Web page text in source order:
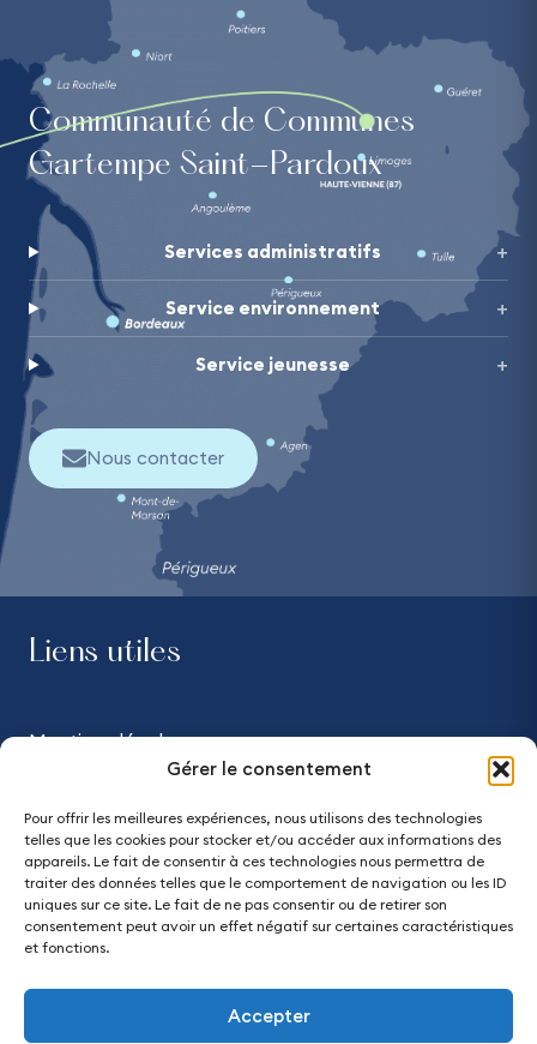
Gérer le consentement
Pour offrir les meilleures expériences, nous utilisons des technologies
telles que les cookies pour stocker et/ou accéder aux informations des
appareils. Le fait de consentir à ces technologies nous permettra de
traiter des données telles que le comportement de navigation ou les ID
uniques sur ce site. Le fait de ne pas consentir ou de retirer son
consentement peut avoir un effet négatif sur certaines caractéristiques
et fonctions.
Accepter
Communauté de Communes
Gartempe Saint-Pardoux
Services administratifs
Service environnement
Service jeunesse
Nous contacter
Liens utiles
Mentions légales
Accessibilité - partiellement conforme
Plan du site